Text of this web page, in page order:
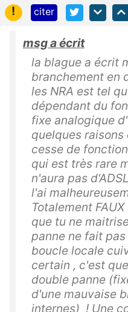
!
citer
msg a écrit
la blague a écrit
branchement en
les NRA est tel
dépendant du
fixe analogique
quelques
cesse de
qui est très rare
n'aura pas
l'ai
Totalement
que tu ne
panne ne fait
boucle locale
certain , c'est
double panne
d'une mauvaise
internes) ! Une